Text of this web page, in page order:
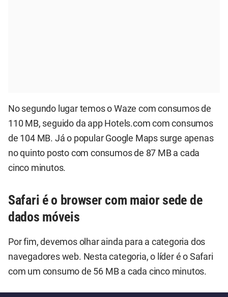
No segundo lugar temos o Waze com consumos de
110 MB, seguido da app Hotels.com com consumos
de 104 MB. Já o popular Google Maps surge apenas
no quinto posto com consumos de 87 MB a cada
cinco minutos.
Safari é o browser com maior sede de
dados móveis
Por fim, devemos olhar ainda para a categoria dos
navegadores web. Nesta categoria, o líder é o Safari
com um consumo de 56 MB a cada cinco minutos.